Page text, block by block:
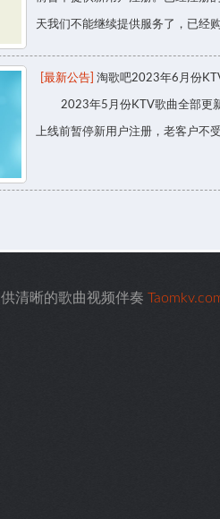
天我们不能继续提供服务了，已经
[最新公告] 淘歌吧2023年6月份
2023年5月份KTV歌曲全部更新
上线前暂停新用户注册，老客户不
清晰的歌曲视频伴奏